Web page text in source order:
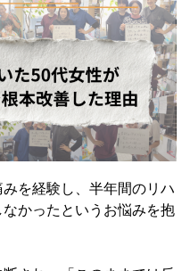
を経験し、半年間のリハ
かったというお悩みを抱